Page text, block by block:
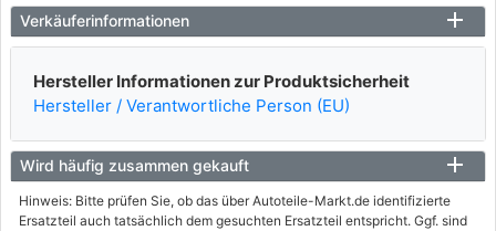
Verkäuferinformationen
Hersteller Informationen zur Produktsicherheit
Hersteller / Verantwortliche Person (EU)
Wird häufig zusammen gekauft
Hinweis: Bitte prüfen Sie, ob das über Autoteile-Markt.de identifizierte
Ersatzteil auch tatsächlich dem gesuchten Ersatzteil entspricht. Ggf. sind